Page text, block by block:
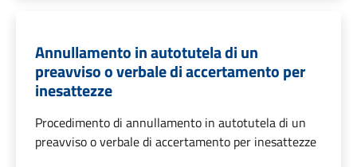
Annullamento in autotutela di un
preavviso o verbale di accertamento per
inesattezze
Procedimento di annullamento in autotutela di un
preavviso o verbale di accertamento per inesattezze